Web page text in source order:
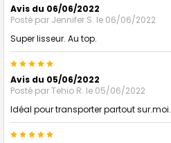
Avis du 06/06/2022
Posté par Jennifer S. le 06/06/2022
Super lisseur. Au top.
5
Avis du 05/06/2022
Posté parTehio R. le 05/06/2022
Idéal pour transporter partout sur.moi.
5